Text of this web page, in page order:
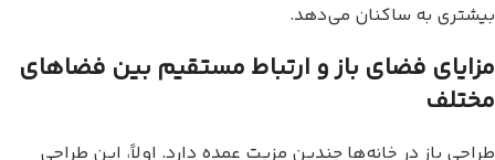
بیشتری به ساکنان می‌دهد.
مزایای فضای باز و ارتباط مستقیم بین فضاهای
مختلف
طراحی باز در خانه‌ها چندین مزیت عمده دارد. اولاً، این طراحی